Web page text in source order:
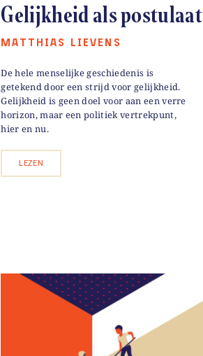
Gelijkheid als postulaat
MATTHIAS LIEVENS
De hele menselijke geschiedenis is
getekend door een strijd voor gelijkheid.
Gelijkheid is geen doel voor aan een verre
horizon, maar een politiek vertrekpunt,
hier en nu.
LEZEN